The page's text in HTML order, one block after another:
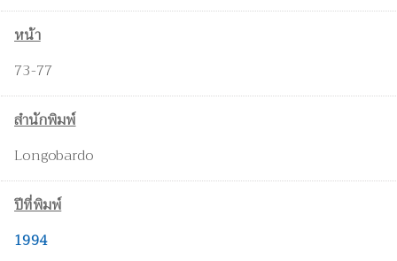
หน้า
73-77
สำนักพิมพ์
Longobardo
ปีที่พิมพ์
1994